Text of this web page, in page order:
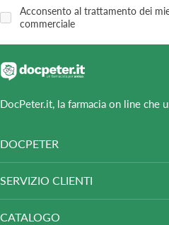
Acconsento al trattamento dei
commerciale
DocPeter.it, la farmacia on line che
DOCPETER
SERVIZIO CLIENTI
CATALOGO